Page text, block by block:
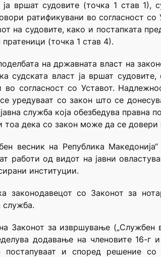
вршат судовите (точка 1 став 1),
ратификувани во согласност
на судовите, како и постапката
(точка 1 став 4).
на државната власт на
судската власт ја вршат
согласност со Уставот.
уредуваат со закон што се
служба која обезбедува
тоа дека со закон може да се
весник на Република
работи од видот на јавни
институции.
законодавецот со Законот за
служба.
Законот за извршување („Службен
додавање на членовите 16-г
постапуваат и според решение